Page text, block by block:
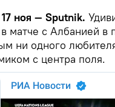
ноя — Sputnik.
в матче с Албанией в
ни одного
с центра поля.